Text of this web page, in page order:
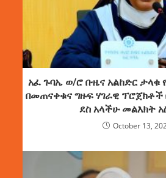
አፈ ጉባኤ ወ/ሮ ቡዜና አልከድር ታላቁ
በመጠናቀቁና ግዙፍ ሃገራዊ
ደስ አላችሁ መልእክት
October 13,